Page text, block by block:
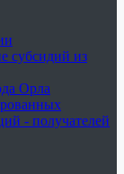
субсидий из
Орла
- получателей